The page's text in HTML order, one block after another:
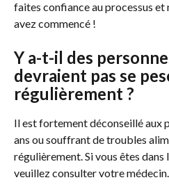
faites confiance au processus et
avez commencé !
Y a-t-il des
devraient pas se
régulièrement ?
Il est fortement déconseillé aux
ans ou souffrant de troubles
régulièrement. Si vous êtes dans
veuillez consulter votre médecin.